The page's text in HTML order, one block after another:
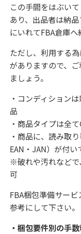
この手間をはぶい
あり、出品者は納
にいれてFBA倉庫へ
ただし、利用する
がありますので、
ましょう。
・コンディション
品
・商品タイプは全
・商品に、読み取
EAN・JAN）が付い
※破れや汚れなど
可
FBA梱包準備サービ
参考にして下さい。
・梱包要件別の手